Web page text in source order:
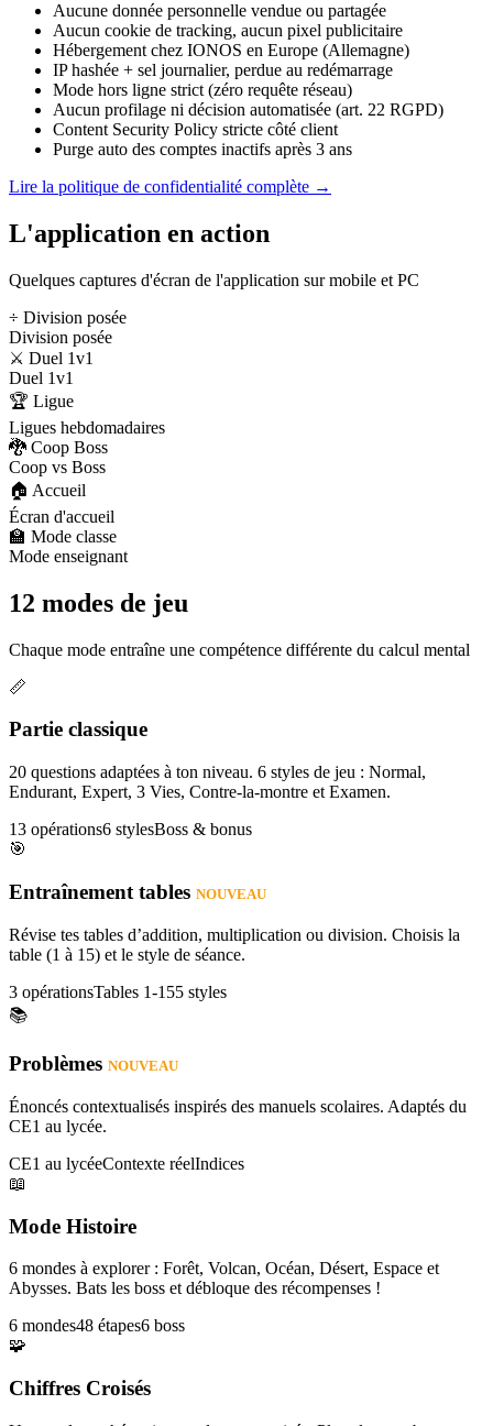
Aucune donnée personnelle vendue ou partagée
Aucun cookie de tracking, aucun pixel publicitaire
Hébergement chez IONOS en Europe (Allemagne)
IP hashée + sel journalier, perdue au redémarrage
Mode hors ligne strict (zéro requête réseau)
Aucun profilage ni décision automatisée (art. 22 RGPD)
Content Security Policy stricte côté client
Purge auto des comptes inactifs après 3 ans
Lire la politique de confidentialité complète →
L'application en action
Quelques captures d'écran de l'application sur mobile et PC
÷ Division posée
Division posée
⚔️ Duel 1v1
Duel 1v1
🏆 Ligue
Ligues hebdomadaires
🐉 Coop Boss
Coop vs Boss
🏠 Accueil
Écran d'accueil
🏫 Mode classe
Mode enseignant
12 modes de jeu
Chaque mode entraîne une compétence différente du calcul mental
📏
Partie classique
20 questions adaptées à ton niveau. 6 styles de jeu : Normal,
Endurant, Expert, 3 Vies, Contre-la-montre et Examen.
13 opérations6 stylesBoss & bonus
🎯
Entraînement tables NOUVEAU
Révise tes tables d’addition, multiplication ou division. Choisis la
table (1 à 15) et le style de séance.
3 opérationsTables 1-155 styles
📚
Problèmes NOUVEAU
Énoncés contextualisés inspirés des manuels scolaires. Adaptés du
CE1 au lycée.
CE1 au lycéeContexte réelIndices
📖
Mode Histoire
6 mondes à explorer : Forêt, Volcan, Océan, Désert, Espace et
Abysses. Bats les boss et débloque des récompenses !
6 mondes48 étapes6 boss
🧩
Chiffres Croisés